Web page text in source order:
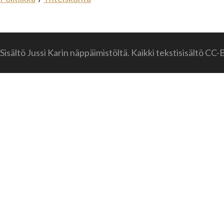
Sisältö Jussi Karin näppäimistöltä. Kaikki tekstisisältö CC-